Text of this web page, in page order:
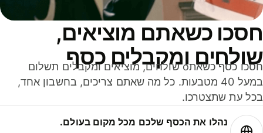
כשאתם מוציאים,
ומקבלים כסף
חסכו כסף כשאתo שולחים, מוציאים ומקבלים תשלום
במעל 40 מטבעות. כל מה שאתם צריכים, בחשבון אחד,
עת שתצטרכו.
נהלו את הכסף שלכם מכל מקום בעולם.